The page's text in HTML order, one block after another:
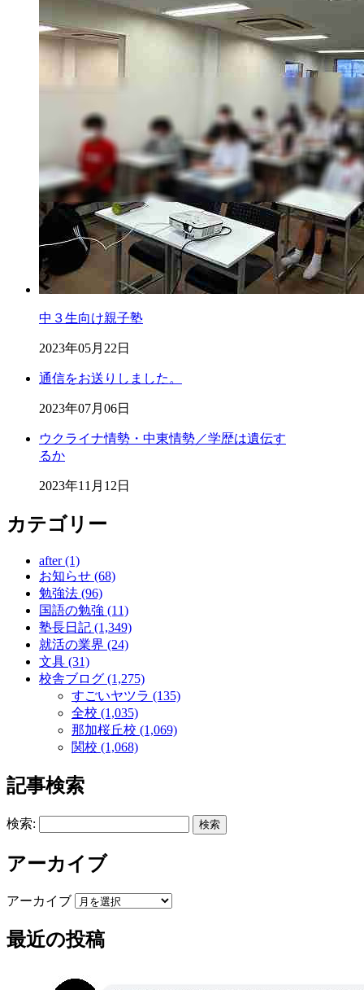
中３生向け親子塾
2023年05月22日
通信をお送りしました。
2023年07月06日
ウクライナ情勢・中東情勢／学歴は遺伝す
るか
2023年11月12日
カテゴリー
after (1)
お知らせ (68)
勉強法 (96)
国語の勉強 (11)
塾長日記 (1,349)
就活の業界 (24)
文具 (31)
校舎ブログ (1,275)
すごいヤツラ (135)
全校 (1,035)
那加桜丘校 (1,069)
関校 (1,068)
記事検索
検索:
アーカイブ
アーカイブ
最近の投稿